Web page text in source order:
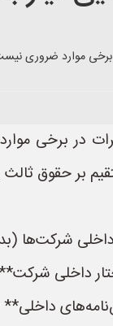
برخی موارد ضروری
در برخی
بر حقوق
داخلی